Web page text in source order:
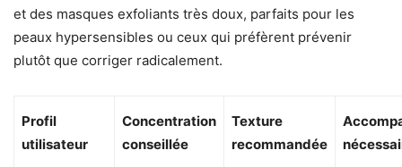
et des masques exfoliants très doux, parfaits pour les
peaux hypersensibles ou ceux qui préfèrent prévenir
plutôt que corriger radicalement.
Profil
utilisateur
Concentration
conseillée
Texture
recommandée